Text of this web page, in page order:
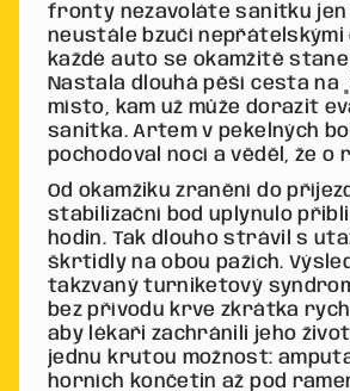
fronty nezavoláte sanitku jen
neustále bzučí nepřátelskými
každé auto se okamžitě
Nastala dlouhá pěší cesta na
místo, kam už může dorazit
sanitka. Artem v pekelných
pochodoval nocí a věděl, že o
Od okamžiku zranění do
stabilizační bod uplynulo
hodin. Tak dlouho strávil s
škrtidly na obou pažích.
takzvaný turniketový
bez přívodu krve zkrátka
aby lékaři zachránili jeho
jednu krutou možnost:
horních končetin až pod